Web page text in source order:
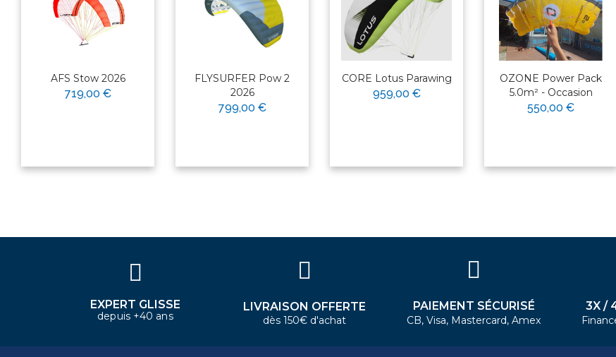
AFS Stow 2026
719,00 €
FLYSURFER Pow 2
2026
799,00 €
CORE Lotus Parawing
959,00 €
OZONE Power Pack
5.0m² - Occasion
550,00 €
×
EXPERT GLISSE
depuis +40 ans
LIVRAISON OFFERTE
dès 150€ d'achat
PAIEMENT SÉCURISÉ
CB, Visa, Mastercard, Amex
3X /